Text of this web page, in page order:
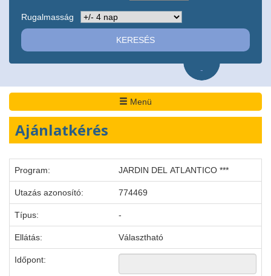
Rugalmasság
-
Menü
Ajánlatkérés
Program: JARDIN DEL ATLANTICO ***
Utazás azonosító: 774469
Típus: -
Ellátás: Választható
Időpont: